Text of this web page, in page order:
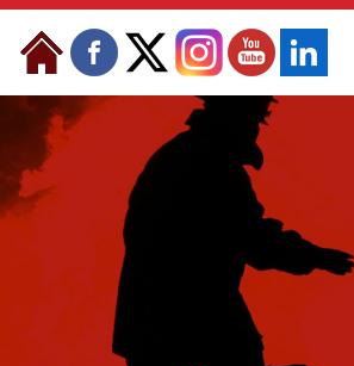
Skip to Content